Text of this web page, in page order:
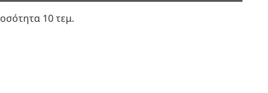
10 τεμ.